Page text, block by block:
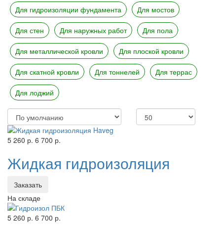
Для гидроизоляции фундамента Для мостов
Для стен Для наружных работ Для пола
Для металлической кровли Для плоской кровли
Для скатной кровли Для тоннелей Для террас
Для лоджий
5 260 р. 6 700 р.
Жидкая гидроизоляция
Заказать
На складе
5 260 р. 6 700 р.